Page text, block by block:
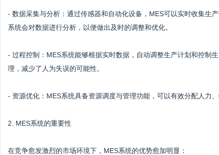
- 数据采集与分析：通过传感器和自动化设备，MES可以实时收集生
系统会对数据进行分析，以便做出及时的调整和优化。
- 过程控制：MES系统能够根据实时数据，自动调整生产计划和控制
理，减少了人为失误的可能性。
- 资源优化：MES系统具备资源调度与管理功能，可以有效分配人力
2. MES系统的重要性
在竞争愈发激烈的市场环境下，MES系统的优势愈加明显：